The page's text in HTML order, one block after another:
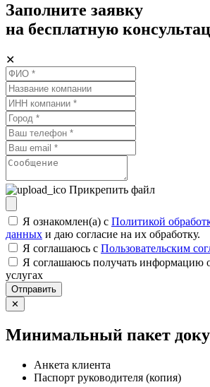
Заполните заявку
на бесплатную
✕
Прикрепить файл
Я ознакомлен(а) с Политикой
данных и даю согласие на их обработку.
Я соглашаюсь c Пользовательским
Я соглашаюсь получать информацию
услугах
Отправить
✕
Минимальный пакет
Анкета клиента
Паспорт руководителя (копия)